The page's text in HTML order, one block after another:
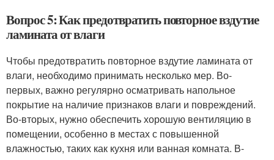
Вопрос 5: Как предотвратить повторное вздутие
ламината от влаги
Чтобы предотвратить повторное вздутие ламината от
влаги, необходимо принимать несколько мер. Во-
первых, важно регулярно осматривать напольное
покрытие на наличие признаков влаги и повреждений.
Во-вторых, нужно обеспечить хорошую вентиляцию в
помещении, особенно в местах с повышенной
влажностью, таких как кухня или ванная комната. В-